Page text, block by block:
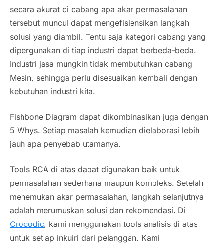
secara akurat di cabang apa akar permasalahan
tersebut muncul dapat mengefisiensikan langkah
solusi yang diambil. Tentu saja kategori cabang yang
dipergunakan di tiap industri dapat berbeda-beda.
Industri jasa mungkin tidak membutuhkan cabang
Mesin, sehingga perlu disesuaikan kembali dengan
kebutuhan industri kita.
Fishbone Diagram dapat dikombinasikan juga dengan
5 Whys. Setiap masalah kemudian dielaborasi lebih
jauh apa penyebab utamanya.
Tools RCA di atas dapat digunakan baik untuk
permasalahan sederhana maupun kompleks. Setelah
menemukan akar permasalahan, langkah selanjutnya
adalah merumuskan solusi dan rekomendasi. Di
Crocodic, kami menggunakan tools analisis di atas
untuk setiap inkuiri dari pelanggan. Kami